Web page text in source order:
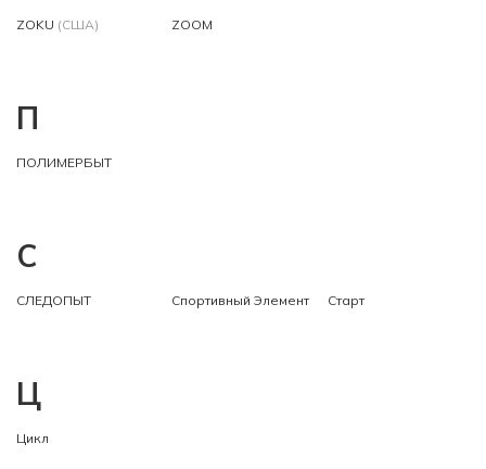
ZOKU (США) ZOOM
П
ПОЛИМЕРБЫТ
С
СЛЕДОПЫТ Спортивный Элемент Старт
Ц
Цикл